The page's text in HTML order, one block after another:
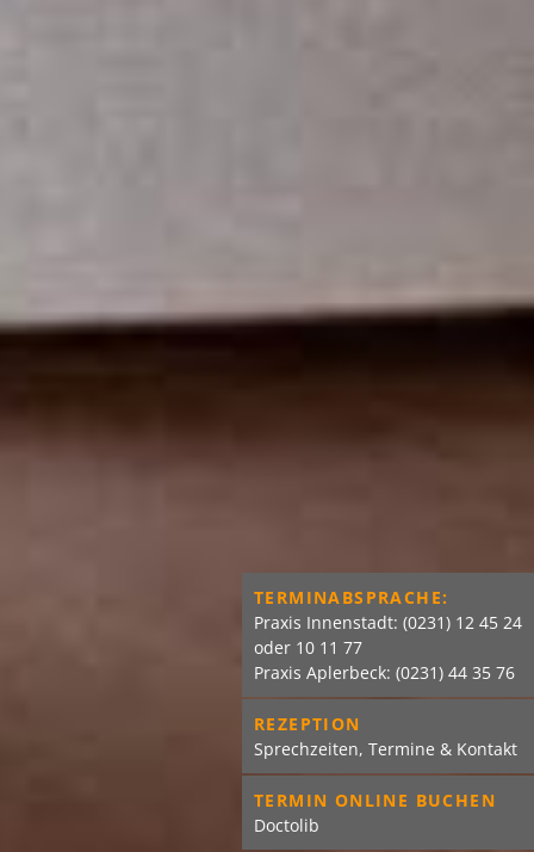
TERMINABSPRACHE:
Praxis Innenstadt: (0231) 12 45 24
oder 10 11 77
Praxis Aplerbeck: (0231) 44 35 76
REZEPTION
Sprechzeiten, Termine & Kontakt
TERMIN ONLINE BUCHEN
Doctolib